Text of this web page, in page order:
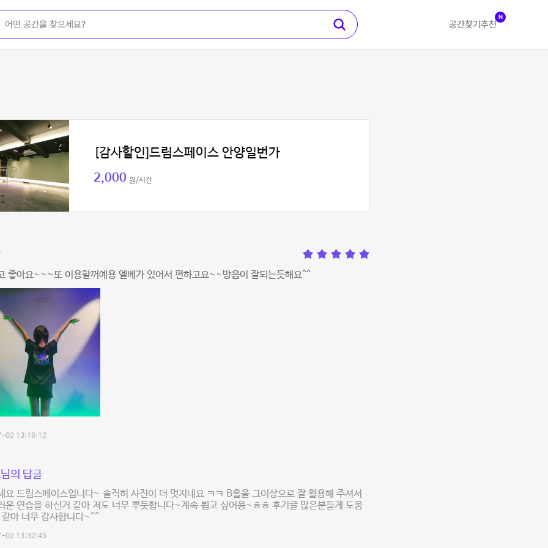
공간찾기 추천
N
[감사할인]드림스페이스 안양일번가
2,000 원/시간
좋아요~~~또 이용할꺼예용 엘베가 있어서 편하고요~~방음이 잘되는듯해요^^
02 13:19:12
의 답글
요 드림스페이스입니다~ 솔직히 사진이 더 멋지네요 ㅋㅋ B홀을 그이상으로 잘 활용해 주셔서
운 연습을 하신거 같아 저도 너무 뿌듯합니다~계속 뵙고 싶어용~ㅎㅎ 후기글 많은분들게 도움
아 너무 감사합니다~^^
02 13:32:45